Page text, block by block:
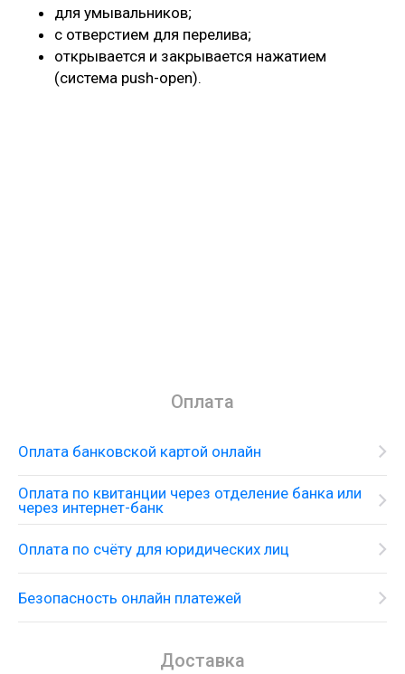
для умывальников;
с отверстием для перелива;
открывается и закрывается нажатием
(система push-open).
Оплата
Оплата банковской картой онлайн
Оплата по квитанции через отделение банка или
через интернет-банк
Оплата по счёту для юридических лиц
Безопасность онлайн платежей
Доставка